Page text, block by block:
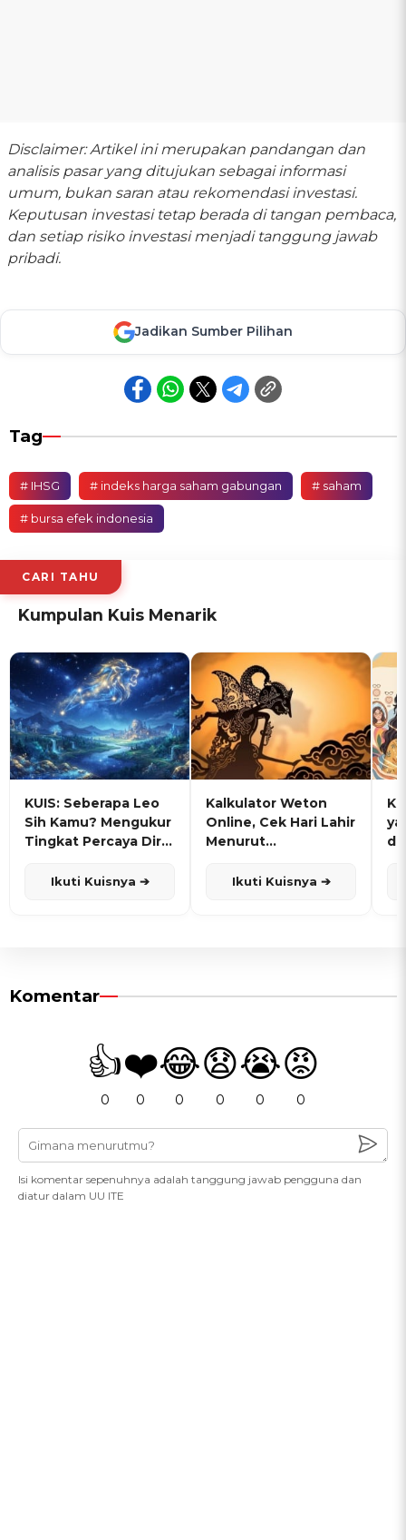
Disclaimer: Artikel ini merupakan pandangan dan
analisis pasar yang ditujukan sebagai informasi
umum, bukan saran atau rekomendasi investasi.
Keputusan investasi tetap berada di tangan pembaca,
dan setiap risiko investasi menjadi tanggung jawab
pribadi.
Jadikan Sumber Pilihan
Tag
# IHSG # indeks harga saham gabungan # saham
# bursa efek indonesia
CARI TAHU
Kumpulan Kuis Menarik
KUIS: Seberapa Leo
Sih Kamu? Mengukur
Tingkat Percaya Diri
Ikuti Kuisnya ➔
Kalkulator Weton
Online, Cek Hari Lahir
Menurut
Ikuti Kuisnya ➔
Komentar
👍
0
❤️
0
😂
0
😧
0
😭
0
😡
0
Isi komentar sepenuhnya adalah tanggung jawab pengguna dan
diatur dalam UU ITE